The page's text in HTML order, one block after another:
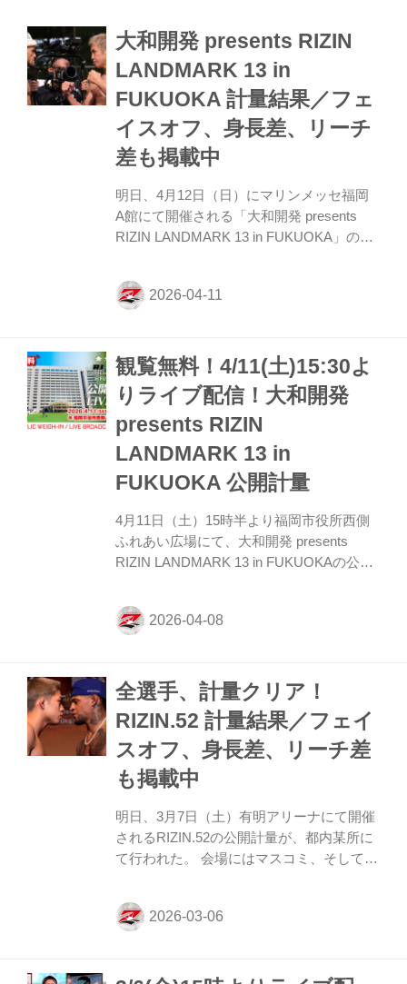
大和開発 presents RIZIN
LANDMARK 13 in
FUKUOKA 計量結果／フェ
イスオフ、身長差、リーチ
差も掲載中
明日、4月12日（日）にマリンメッセ福岡
A館にて開催される「大和開発 presents
RIZIN LANDMARK 13 in FUKUOKA」の公
て行われた。 会場にはマスコミ、そして公
開計量会場に集まった大勢のファンが見つ
Youtubeチャンネルで公開中！大会前に必
ずチェックしよう！ 大和開発 presents
RIZIN LANDMARK 13 in FUKUOKA 公開計
量（YouTube） 第3試合／ヌルハン・ズマ
ガジー vs. 天弥について 本日行われ...
観覧無料！4/11(土)15:30よ
りライブ配信！大和開発
presents RIZIN
LANDMARK 13 in
FUKUOKA 公開計量
4月11日（土）15時半より福岡市役所西側
ふれあい広場にて、大和開発 presents
RIZIN LANDMARK 13 in FUKUOKAの公開
んと観覧無料！またこの模様はRIZIN FF公
式Youtubeチャンネルでライブ配信もされ
た空気の中で行われるフェイスオフを是
非、会場で、またはYouTubeライブ配信で
チェックしよう！ 大和開発 presents RIZIN
LANDMARK 13 in FUKUOKA 公開計量 概
要 配信日時 2026年4月11日（土）...
全選手、計量クリア！
RIZIN.52 計量結果／フェイ
スオフ、身長差、リーチ差
も掲載中
明日、3月7日（土）有明アリーナにて開催
されるRIZIN.52の公開計量が、都内某所に
て行われた。 会場にはマスコミ、そして公
中、フェイスオフが行われた。緊張感に満
ちた公開計量の様子はRIZIN FF公式